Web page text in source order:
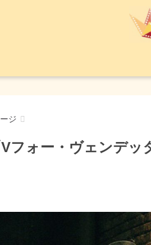
ジ
フォー・ヴェンデッ